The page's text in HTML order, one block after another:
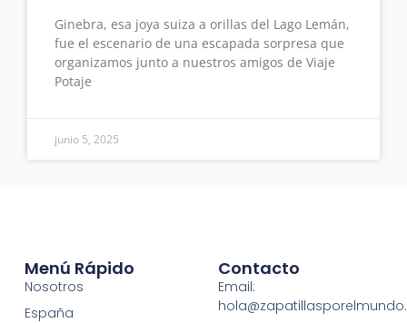
Ginebra, esa joya suiza a orillas del Lago Lemán,
fue el escenario de una escapada sorpresa que
organizamos junto a nuestros amigos de Viaje
Potaje
junio 5, 2025
Menú Rápido
Nosotros
España
Contacto
Email: